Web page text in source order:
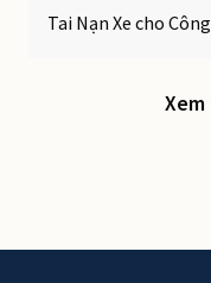
Tai Nạn Xe cho
Xem